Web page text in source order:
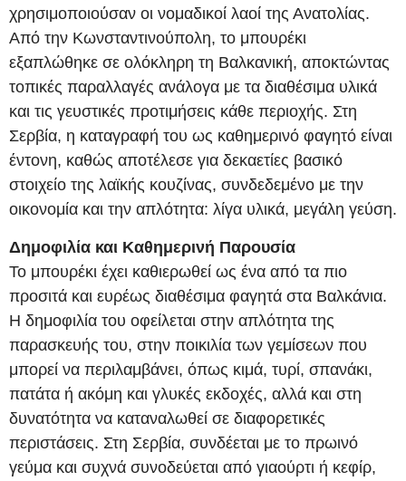
χρησιμοποιούσαν οι νομαδικοί λαοί της Ανατολίας.
Από την Κωνσταντινούπολη, το μπουρέκι
εξαπλώθηκε σε ολόκληρη τη Βαλκανική, αποκτώντας
τοπικές παραλλαγές ανάλογα με τα διαθέσιμα υλικά
και τις γευστικές προτιμήσεις κάθε περιοχής. Στη
Σερβία, η καταγραφή του ως καθημερινό φαγητό είναι
έντονη, καθώς αποτέλεσε για δεκαετίες βασικό
στοιχείο της λαϊκής κουζίνας, συνδεδεμένο με την
οικονομία και την απλότητα: λίγα υλικά, μεγάλη γεύση.
Δημοφιλία και Καθημερινή Παρουσία
Το μπουρέκι έχει καθιερωθεί ως ένα από τα πιο
προσιτά και ευρέως διαθέσιμα φαγητά στα Βαλκάνια.
Η δημοφιλία του οφείλεται στην απλότητα της
παρασκευής του, στην ποικιλία των γεμίσεων που
μπορεί να περιλαμβάνει, όπως κιμά, τυρί, σπανάκι,
πατάτα ή ακόμη και γλυκές εκδοχές, αλλά και στη
δυνατότητα να καταναλωθεί σε διαφορετικές
περιστάσεις. Στη Σερβία, συνδέεται με το πρωινό
γεύμα και συχνά συνοδεύεται από γιαούρτι ή κεφίρ,